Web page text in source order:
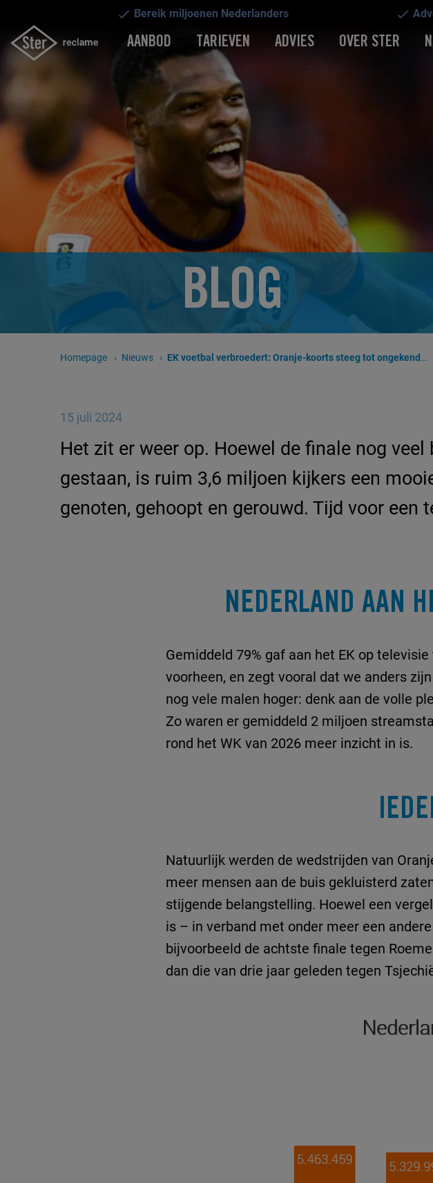
Bereik miljoenen Nederlanders
AANBOD TARIEVEN ADVIES OVER STER
BLOG
Homepage Nieuws Huidige pagina:
EK voetbal verbroedert: Oranje-koorts steeg tot ongekende hoogte
15 juli 2024
Het zit er weer op. Hoewel de finale nog
gestaan, is ruim 3,6 miljoen kijkers een
genoten, gehoopt en gerouwd. Tijd voor
NEDERLAND AAN
Gemiddeld 79% gaf aan het EK op
voorheen, en zegt vooral dat we anders
nog vele malen hoger: denk aan de volle
Zo waren er gemiddeld 2 miljoen
rond het WK van 2026 meer inzicht in is.
Natuurlijk werden de wedstrijden van
meer mensen aan de buis gekluisterd
stijgende belangstelling. Hoewel een
is – in verband met onder meer een
bijvoorbeeld de achtste finale tegen
dan die van drie jaar geleden tegen